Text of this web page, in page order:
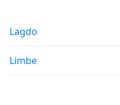
Heures de lever et
Lagdo
Heures de lever et
Limbe